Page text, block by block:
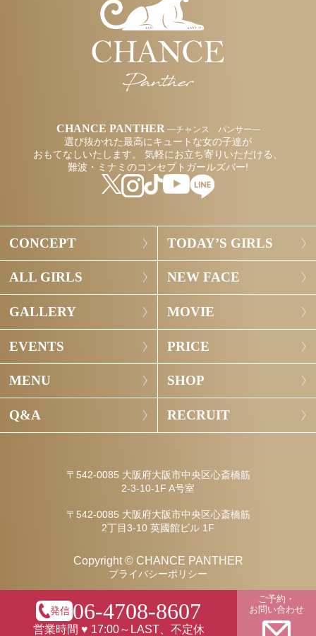
発信 06-4708-8607
営業時間 ♥ 17:00～LAST、不定休
ご予約・
お問い合わせ
CHANCE PANTHER―チャンス パンサー―
選び抜かれた最高にキュートな女の子達が
おもてなしいたします。
気軽にお立ち寄りいただける、
難波・ミナミのコンセプトガールズバー!
CONCEPT TODAY’S GIRLS
ALL GIRLS NEW FACE
GALLERY MOVIE
EVENTS PRICE
MENU SHOP
Q&A RECRUIT
〒542-0085 大阪府大阪市中央区心斎橋筋
2-3-10-1F A号室
〒542-0085 大阪府大阪市中央区心斎橋筋
2丁目3-10 英國館ビル 1F
Copyright © CHANCE PANTHER
プライバシーポリシー